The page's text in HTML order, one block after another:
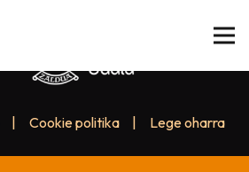
Cookie politika Lege oharra